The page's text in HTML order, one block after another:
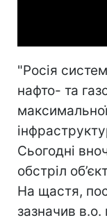
"Росія
нафто- та
Сьогодні
обстріл
На щастя,
зазначив в.о.